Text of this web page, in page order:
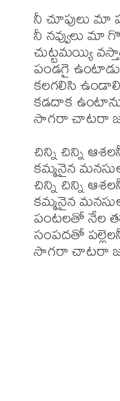
నీ చూపులు మా
నీ నవ్వులు మా
చుట్టమయ్యి
పండగై
కలగలిసి
కడదాక
సాగరా చాటరా
చిన్ని చిన్ని
కమ్మనైన
చిన్ని చిన్ని
కమ్మనైన
పంటలతో నేల
సంపదతో
సాగరా చాటరా